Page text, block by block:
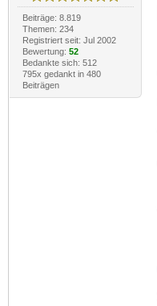
Beiträge: 8.819
Themen: 234
Registriert seit: Jul 2002
Bewertung: 52
Bedankte sich: 512
795x gedankt in 480
Beiträgen